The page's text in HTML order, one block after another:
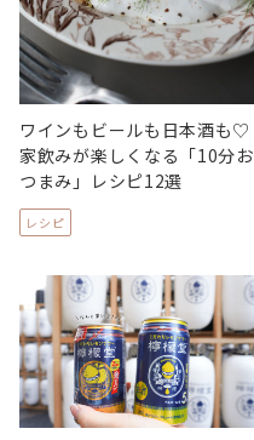
ワインもビールも日本酒も♡
家飲みが楽しくなる「10分お
つまみ」レシピ12選
レシピ